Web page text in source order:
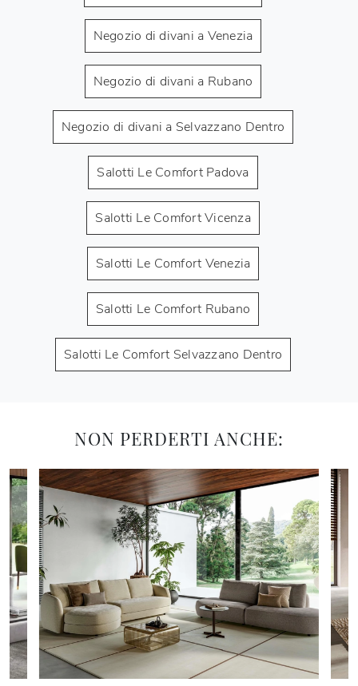
Negozio di divani a Venezia
Negozio di divani a Rubano
Negozio di divani a Selvazzano Dentro
Salotti Le Comfort Padova
Salotti Le Comfort Vicenza
Salotti Le Comfort Venezia
Salotti Le Comfort Rubano
Salotti Le Comfort Selvazzano Dentro
NON PERDERTI ANCHE: